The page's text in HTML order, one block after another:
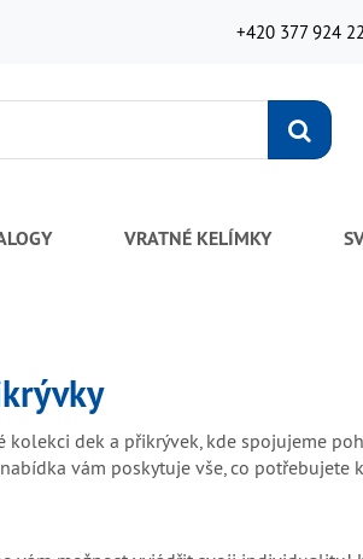
+420 377 924
VRATNÉ KELÍMKY
kolekci dek a přikrývek, kde spojujeme
vám poskytuje vše, co